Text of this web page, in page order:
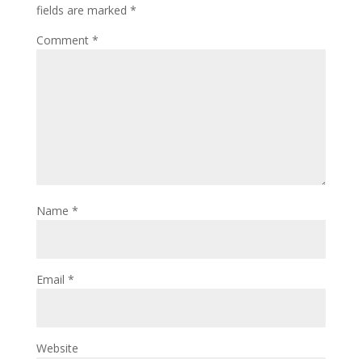
fields are marked *
Comment *
Name *
Email *
Website